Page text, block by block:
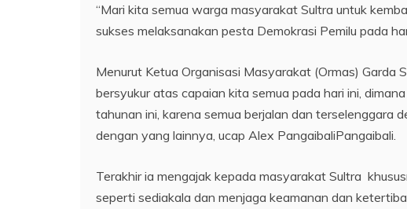
“Mari kita semua warga masyarakat Sultra untuk
sukses melaksanakan pesta Demokrasi Pemilu pada
Menurut Ketua Organisasi Masyarakat (Ormas)
bersyukur atas capaian kita semua pada hari ini,
tahunan ini, karena semua berjalan dan terselenggara
dengan yang lainnya, ucap Alex PangaibaliPangaibali.
Terakhir ia mengajak kepada masyarakat Sultra
seperti sediakala dan menjaga keamanan dan